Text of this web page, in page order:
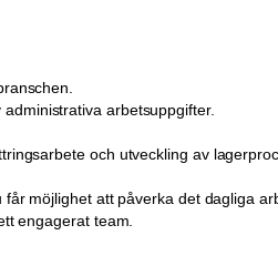
arbetsuppgifter.
och utveckling av
möjlighet att påverka det dagliga
engagerat team.